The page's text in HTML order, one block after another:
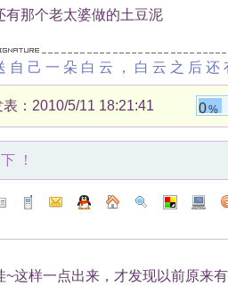
有那个老太婆做的土豆泥
自己一朵白云，白云之后
表：2010/5/11 18:21:41 0%
！
~这样一点出来，才发现以前原来